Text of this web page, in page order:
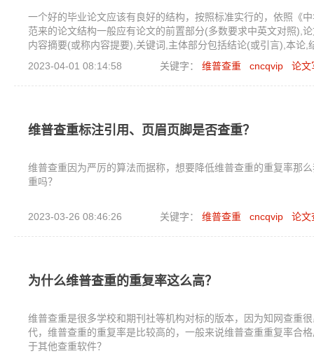
一个好的毕业论文应该有良好的结构，按照标准实行的，依照《
范来的论文结构一般应有论文的前置部分(多数要求中英文对照),
内容摘要(或称内容提要),关键词,主体部分包括结论(或引言),本论
2023-04-01 08:14:58
关键字： 维普查重 cncqvip 论文
维普查重标注引用、页眉页脚是否查重？
维普查重因为严厉的算法而据称，想要降低维普查重的重复率那
重吗？
2023-03-26 08:46:26 关键字： 维普查重 cncqvip 论文
为什么维普查重的重复率这么高？
维普查重是很多学校和期刊社等机构对标的版本，因为知网查重
代，维普查重的重复率是比较高的，一般来说维普查重重复率合
于其他查重软件？